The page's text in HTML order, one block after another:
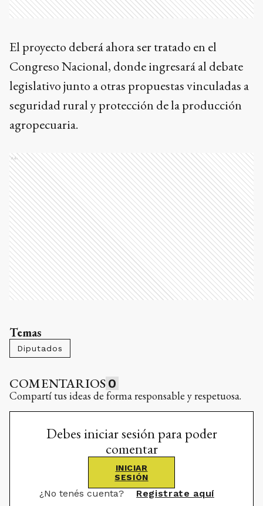
El proyecto deberá ahora ser tratado en el
Congreso Nacional, donde ingresará al debate
legislativo junto a otras propuestas vinculadas a
seguridad rural y protección de la producción
agropecuaria.
Ads
Temas
Diputados
COMENTARIOS 0
Compartí tus ideas de forma responsable y respetuosa.
Debes iniciar sesión para poder
comentar
INICIAR
SESIÓN
¿No tenés cuenta? Registrate aquí